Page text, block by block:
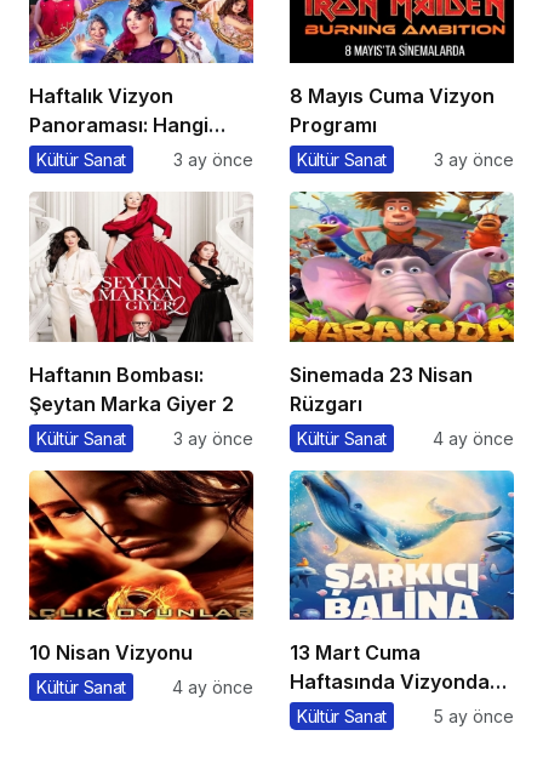
Haftalık Vizyon
Panoraması: Hangi
Filmi İzlemeli?
Kültür Sanat 3 ay önce
8 Mayıs Cuma Vizyon
Programı
Kültür Sanat 3 ay önce
Haftanın Bombası:
Şeytan Marka Giyer 2
Kültür Sanat 3 ay önce
Sinemada 23 Nisan
Rüzgarı
Kültür Sanat 4 ay önce
10 Nisan Vizyonu
Kültür Sanat 4 ay önce
13 Mart Cuma
Haftasında Vizyonda
Hangi Filmler Var?
Kültür Sanat 5 ay önce